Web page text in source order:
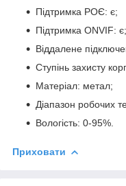
Підтримка РОЄ: є;
Підтримка ONVIF: є;
Віддалене
Ступінь захисту
Матеріал: метал;
Діапазон робочих
Вологість: 0-95%.
Приховати